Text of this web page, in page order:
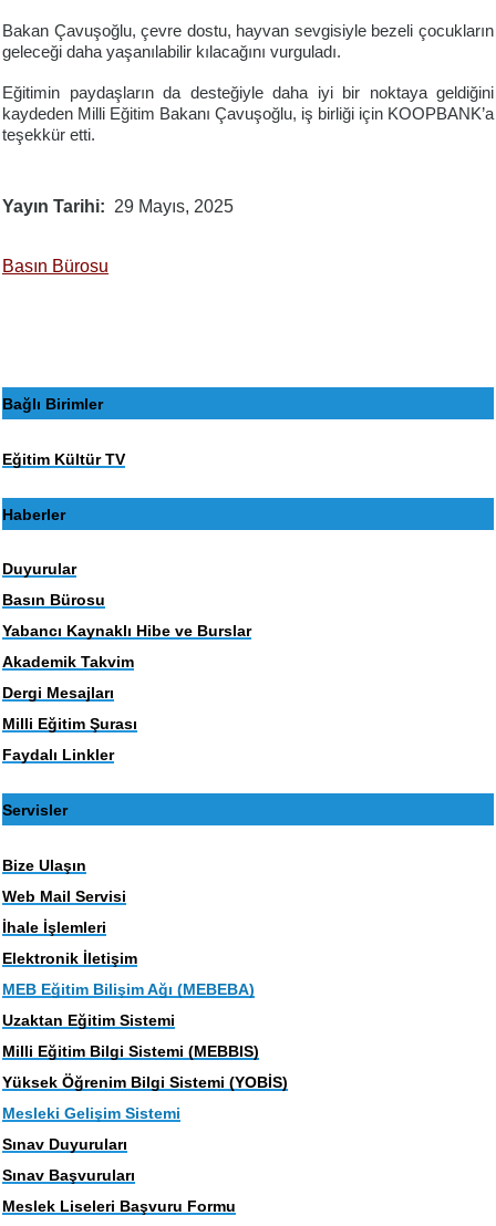
Bakan Çavuşoğlu, çevre dostu, hayvan sevgisiyle bezeli çocukların
geleceği daha yaşanılabilir kılacağını vurguladı.
Eğitimin paydaşların da desteğiyle daha iyi bir noktaya geldiğini
kaydeden Milli Eğitim Bakanı Çavuşoğlu, iş birliği için KOOPBANK’a
teşekkür etti.
Yayın Tarihi 29 Mayıs, 2025
Basın Bürosu
Bağlı Birimler
Eğitim Kültür TV
Haberler
Duyurular
Basın Bürosu
Yabancı Kaynaklı Hibe ve Burslar
Akademik Takvim
Dergi Mesajları
Milli Eğitim Şurası
Faydalı Linkler
Servisler
Bize Ulaşın
Web Mail Servisi
İhale İşlemleri
Elektronik İletişim
MEB Eğitim Bilişim Ağı (MEBEBA)
Uzaktan Eğitim Sistemi
Milli Eğitim Bilgi Sistemi (MEBBIS)
Yüksek Öğrenim Bilgi Sistemi (YOBİS)
Mesleki Gelişim Sistemi
Sınav Duyuruları
Sınav Başvuruları
Meslek Liseleri Başvuru Formu